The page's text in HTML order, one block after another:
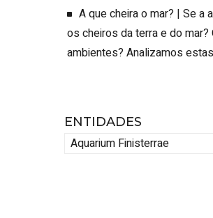
A que cheira o mar? | Se a
os cheiros da terra e do
ambientes? Analizamos
ENTIDADES
Aquarium Finisterrae